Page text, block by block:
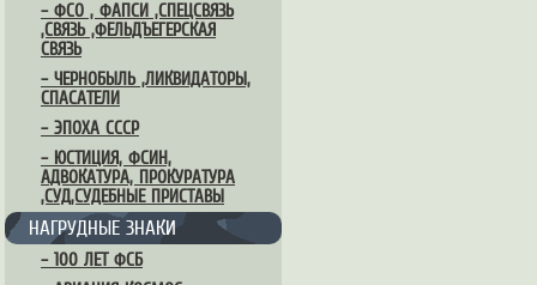
– ФСО , ФАПСИ ,СПЕЦСВЯЗЬ
,СВЯЗЬ ,ФЕЛЬДЪЕГЕРСКАЯ
СВЯЗЬ
– ЧЕРНОБЫЛЬ ,ЛИКВИДАТОРЫ,
СПАСАТЕЛИ
– ЭПОХА СССР
– ЮСТИЦИЯ, ФСИН,
АДВОКАТУРА, ПРОКУРАТУРА
,СУД,СУДЕБНЫЕ ПРИСТАВЫ
НАГРУДНЫЕ ЗНАКИ
– 100 ЛЕТ ФСБ